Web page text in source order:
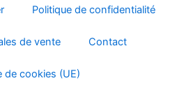
Politique de confidentialité
de vente Contact
de cookies (UE)